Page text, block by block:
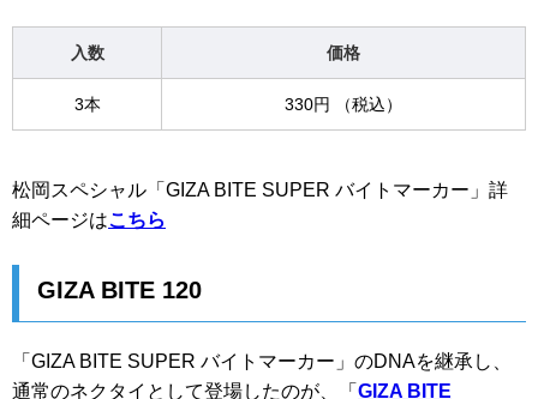
入数 価格
3本 330円 （税込）
松岡スペシャル「GIZA BITE SUPER バイトマーカー」詳
細ページはこちら
GIZA BITE 120
「GIZA BITE SUPER バイトマーカー」のDNAを継承し、
通常のネクタイとして登場したのが、「 GIZA BITE